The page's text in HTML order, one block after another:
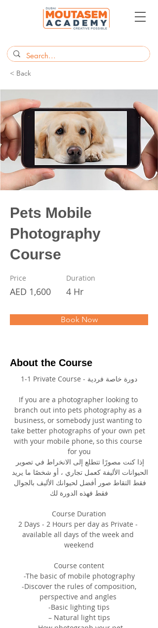
< Back
Pets Mobile
Photography
Course
Price
AED 1,600
Duration
4 Hr
Book Now
About the Course
1-1 Private Course - دورة خاصة فردية
If you are a photographer looking to
branch out into pets photography as a
business, or somebody just wanting to
take better photographs of your own pet
with your mobile phone, so this course
for you
إذا كنت مصورًا تتطلع إلى الانخراط في تصوير
الحيوانات الأليفة كعمل تجاري ، أو شخصًا ما يريد
فقط التقاط صور أفضل لحيوانك الأليف بالجوال
فقط فهذه الدورة لك
Course Duration
2 Days - 2 Hours per day as Private -
available all days of the week and
weekend
Course content
-The basic of mobile photography
perspective and angles
-Basic lighting tips
– Natural light tips